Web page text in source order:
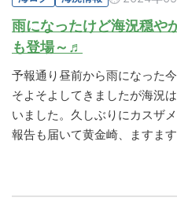
雨になったけど海況穏や
も登場～♬
予報通り昼前から雨になった
そよそよしてきましたが海況
いました。久しぶりにカスザ
報告も届いて黄金崎、ますま